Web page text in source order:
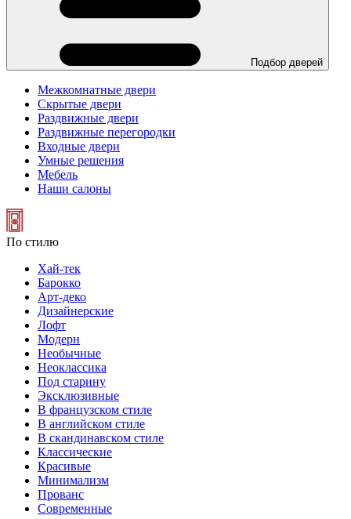
Подбор дверей
Межкомнатные двери
Скрытые двери
Раздвижные двери
Раздвижные перегородки
Входные двери
Умные решения
Мебель
Наши салоны
По стилю
Хай-тек
Барокко
Арт-деко
Дизайнерские
Лофт
Модерн
Необычные
Неоклассика
Под старину
Эксклюзивные
В французском стиле
В английском стиле
В скандинавском стиле
Классические
Красивые
Минимализм
Прованс
Современные